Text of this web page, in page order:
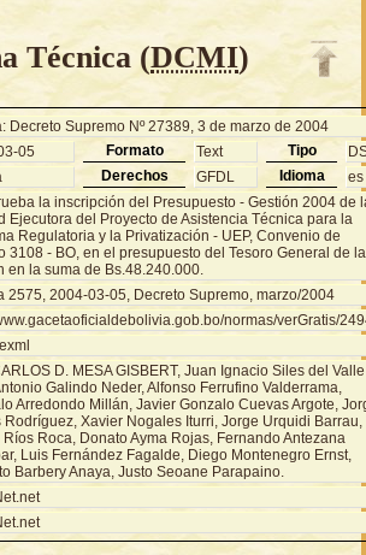
Técnica (DCMI)
Decreto Supremo Nº 27389, 3 de marzo de 2004
05 Formato Text Tipo
Derechos GFDL Idioma es
la inscripción del Presupuesto - Gestión 2004 de
Ejecutora del Proyecto de Asistencia Técnica para la
Regulatoria y la Privatización - UEP, Convenio de
3108 - BO, en el presupuesto del Tesoro General de la
en la suma de Bs.48.240.000.
2575, 2004-03-05, Decreto Supremo, marzo/2004
normas/verGratis/
D. MESA GISBERT, Juan Ignacio Siles del
Galindo Neder, Alfonso Ferrufino Valderrama,
Arredondo Millán, Javier Gonzalo Cuevas Argote,
Rodríguez, Xavier Nogales Iturri, Jorge Urquidi Barrau,
Ríos Roca, Donato Ayma Rojas, Fernando Antezana
Luis Fernández Fagalde, Diego Montenegro Ernst,
Barbery Anaya, Justo Seoane Parapaino.